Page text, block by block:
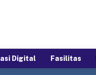
Digital Fasilitas